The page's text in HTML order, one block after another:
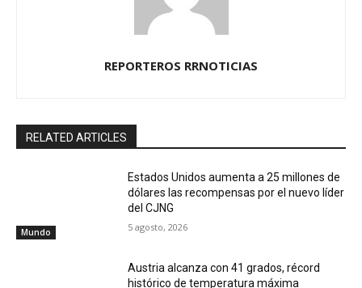
REPORTEROS RRNOTICIAS
RELATED ARTICLES
Mundo
Estados Unidos aumenta a 25 millones de
dólares las recompensas por el nuevo líder
del CJNG
5 agosto, 2026
Austria alcanza con 41 grados, récord
histórico de temperatura máxima